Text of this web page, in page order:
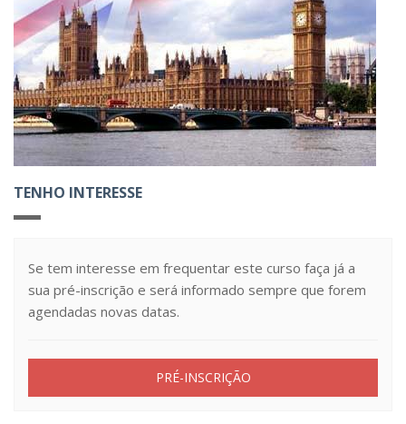
TENHO INTERESSE
Se tem interesse em frequentar este curso faça já a
sua pré-inscrição e será informado sempre que forem
agendadas novas datas.
PRÉ-INSCRIÇÃO